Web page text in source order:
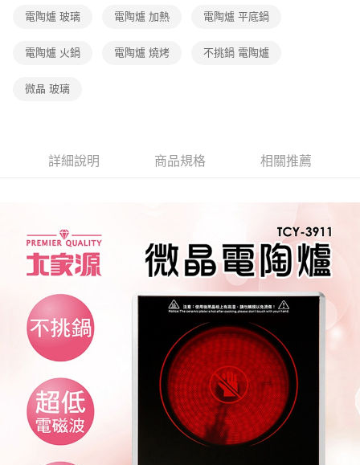
電陶爐 玻璃 電陶爐 加熱 電陶爐 平底鍋
電陶爐 火鍋 電陶爐 燒烤 不挑鍋 電陶爐
微晶 玻璃
詳細說明 商品規格 相關推薦